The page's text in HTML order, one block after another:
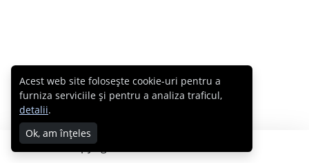
Copyright © 2007 - 2026 Cabral.ro
Acest web site folosește cookie-uri pentru a
furniza serviciile și pentru a analiza traficul,
detalii.
Ok, am înțeles